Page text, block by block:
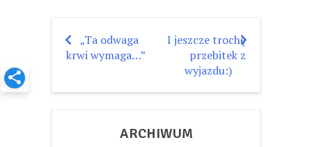
Nawigacja
„Ta odwaga
krwi wymaga…”
I jeszcze trochę
przebitek z
wyjazdu:)
ARCHIWUM